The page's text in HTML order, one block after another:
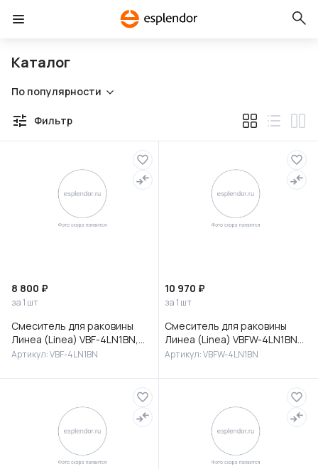
Каталог
По популярности
Фильтр
8 800 ₽
за 1 шт
Смеситель для раковины
Линеа (Linea) VBF-4LN1BN,
брашированный никель
Артикул: VBF-4LN1BN
10 970 ₽
за 1 шт
Смеситель для раковины
Линеа (Linea) VBFW-4LN1BN
встраиваемый,
Артикул: VBFW-4LN1BN